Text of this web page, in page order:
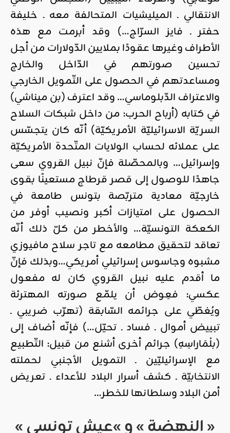
الانتقالي ـ الميليشيات المتحالفة معه ـ خليفة
حفتر ـ فايز السرّاج…) وقد أبرمت مع هذه
الأطراف وغيرها عقودًا بملايين الدّولارات من أجل
تحسين صورتهم في الدّاخل والخارج
ومساعدتهم في الحصول على التّمويل الخارجي
والاعتراف الدّبلوماسي… وقد اعترف (بن ميناشي)
في كتابه (أرباح الحرب: من داخل شبكات السلاح
السريّة الاسرائيليّة الأمريكيّة) أنّه كان يتجسّس
على عملائه لحساب الولايات المتّحدة الأمريكيّة
وإسرائيل… وبالمحصّلة فإنّ نبيل القروي سعى
جاهدًا للوصول إلى قصر قرطاج مستعينًا بقوى
خارجيّة معادية متربّصة بتونس طامعة في
الحصول على امتيازات أكبر ونصيب أوفر من
الكعكة التونسيّة… والأخطر من كلّ ذلك أنّه
تعاقد لتحقيق مطامعه مع تاجر سلاح مافيوزي
مشبوه وجاسوس إسرائيلي أمريكي…وبذلك فإنّ
ما أقدم عليه نبيل القروي كان له مفعول
عكسي: فعِوض أن يلمّع صورته المهترئة
ويُغطّي على جرائمه السّابقة (تهرّب ضريبي ـ
تبييض أموال ـ فساد ـ تحيّل…) فإنّه أضاف إلى
(بلْمَاراسِهِ) جرائم أخرى أشنع من قبيل: التّطبيع
مع الإسرائيليّين ـ التمويل الأجنبي لحملته
الانتخابيّة ـ كشف أسرار البلاد للأعداء ـ تعريض
أمن البلاد وسلطانها للخطر…
« النهضة » و »عيش تونسي »